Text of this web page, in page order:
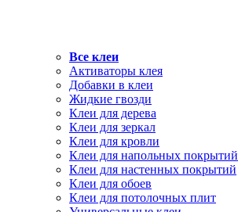
Все клеи
Активаторы клея
Добавки в клеи
Жидкие гвозди
Клеи для дерева
Клеи для зеркал
Клеи для кровли
Клеи для напольных покрытий
Клеи для настенных покрытий
Клеи для обоев
Клеи для потолочных плит